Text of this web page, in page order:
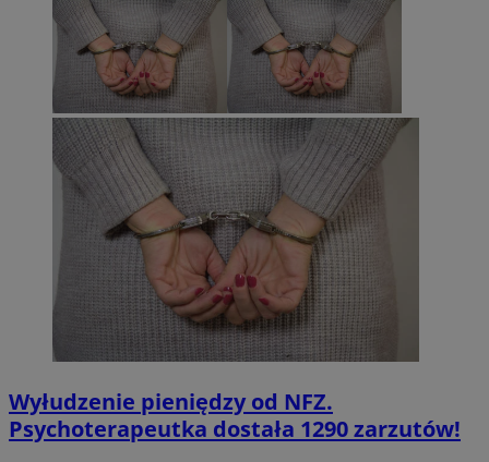
Wyłudzenie pieniędzy od NFZ.
Psychoterapeutka dostała 1290 zarzutów!